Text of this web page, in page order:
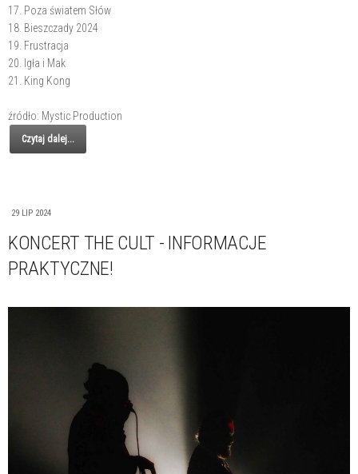
17. Poza światem Słów
18. Bieszczady 2024
19. Frustracja
20. Igła i Mak
21. King Kong
źródło: Mystic Production
Czytaj dalej...
29 LIP 2024
KONCERT THE CULT - INFORMACJE
PRAKTYCZNE!